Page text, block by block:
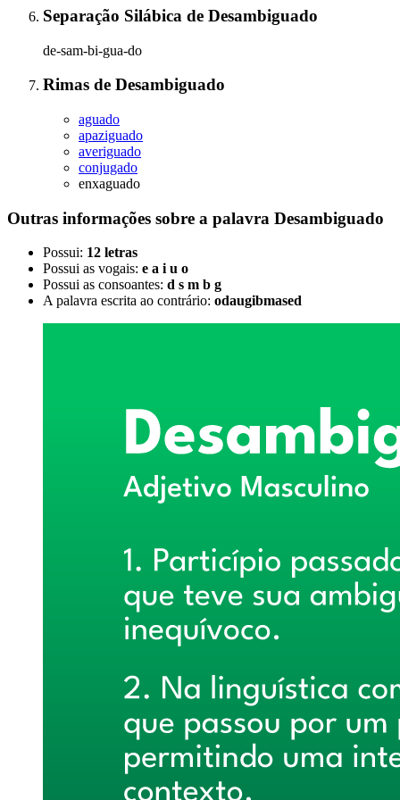
Separação Silábica de Desambiguado
de-sam-bi-gua-do
Rimas de Desambiguado
aguado
apaziguado
averiguado
conjugado
enxaguado
Outras informações sobre a palavra Desambiguado
Possui: 12 letras
Possui as vogais: e a i u o
Possui as consoantes: d s m b g
A palavra escrita ao contrário: odaugibmased